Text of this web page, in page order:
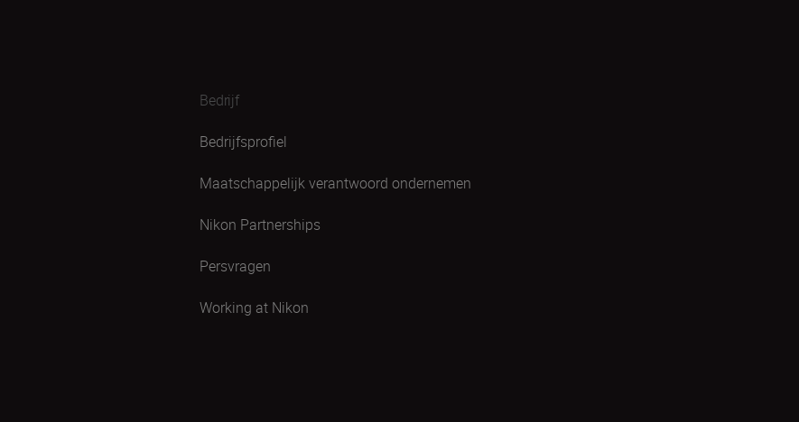
Bedrijf
Bedrijfsprofiel
Maatschappelijk verantwoord ondernemen
Nikon Partnerships
Persvragen
Working at Nikon